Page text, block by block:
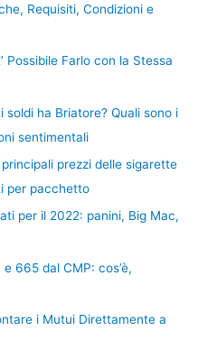
Requisiti, Condizioni e
Possibile Farlo con la Stessa
ha Briatore? Quali sono i
sentimentali
prezzi delle sigarette
per pacchetto
per il 2022: panini, Big Mac,
665 dal CMP: cos’è,
i Mutui Direttamente a